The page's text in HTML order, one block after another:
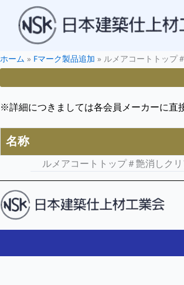
ホーム » Fマーク製品追加 » ルメアコートトップ
※詳細につきましては各会員メーカーに直
名称
ルメアコートトップ＃艶消しク